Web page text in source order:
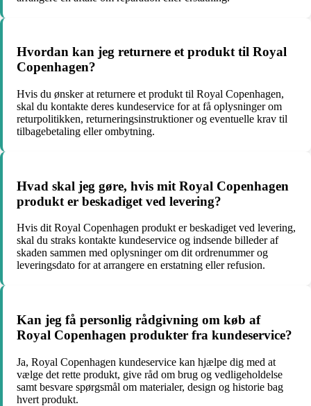
Hvordan kan jeg returnere et produkt til Royal
Copenhagen?
Hvis du ønsker at returnere et produkt til Royal Copenhagen,
skal du kontakte deres kundeservice for at få oplysninger om
returpolitikken, returneringsinstruktioner og eventuelle krav til
tilbagebetaling eller ombytning.
Hvad skal jeg gøre, hvis mit Royal Copenhagen
produkt er beskadiget ved levering?
Hvis dit Royal Copenhagen produkt er beskadiget ved levering,
skal du straks kontakte kundeservice og indsende billeder af
skaden sammen med oplysninger om dit ordrenummer og
leveringsdato for at arrangere en erstatning eller refusion.
Kan jeg få personlig rådgivning om køb af
Royal Copenhagen produkter fra kundeservice?
Ja, Royal Copenhagen kundeservice kan hjælpe dig med at
vælge det rette produkt, give råd om brug og vedligeholdelse
samt besvare spørgsmål om materialer, design og historie bag
hvert produkt.